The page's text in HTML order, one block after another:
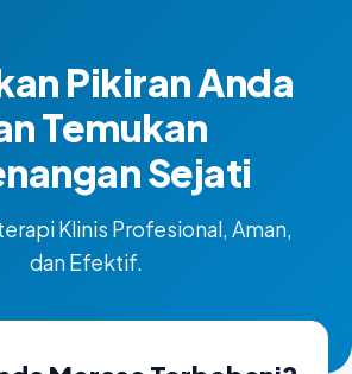
Pikiran Anda
Temukan
Sejati
Klinis Profesional, Aman,
dan Efektif.